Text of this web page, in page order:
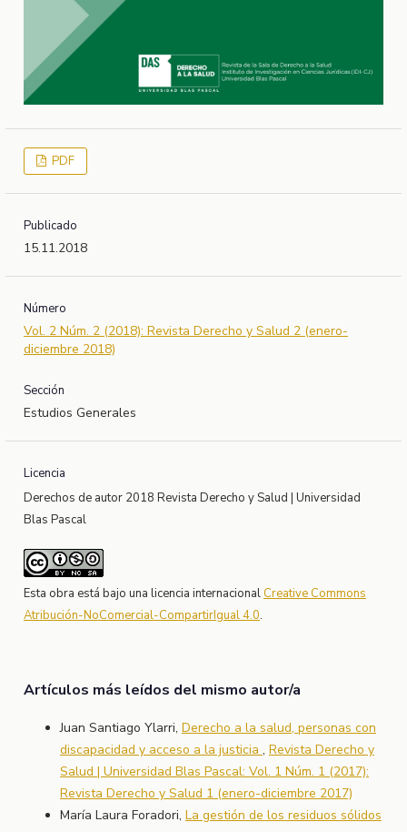
PDF
Publicado
15.11.2018
Número
Vol. 2 Núm. 2 (2018): Revista Derecho y Salud 2 (enero-
diciembre 2018)
Sección
Estudios Generales
Licencia
Derechos de autor 2018 Revista Derecho y Salud | Universidad
Blas Pascal
Esta obra está bajo una licencia internacional Creative Commons
Atribución-NoComercial-CompartirIgual 4.0.
Artículos más leídos del mismo autor/a
Juan Santiago Ylarri, Derecho a la salud, personas con
discapacidad y acceso a la justicia , Revista Derecho y
Salud | Universidad Blas Pascal: Vol. 1 Núm. 1 (2017):
Revista Derecho y Salud 1 (enero-diciembre 2017)
María Laura Foradori, La gestión de los residuos sólidos